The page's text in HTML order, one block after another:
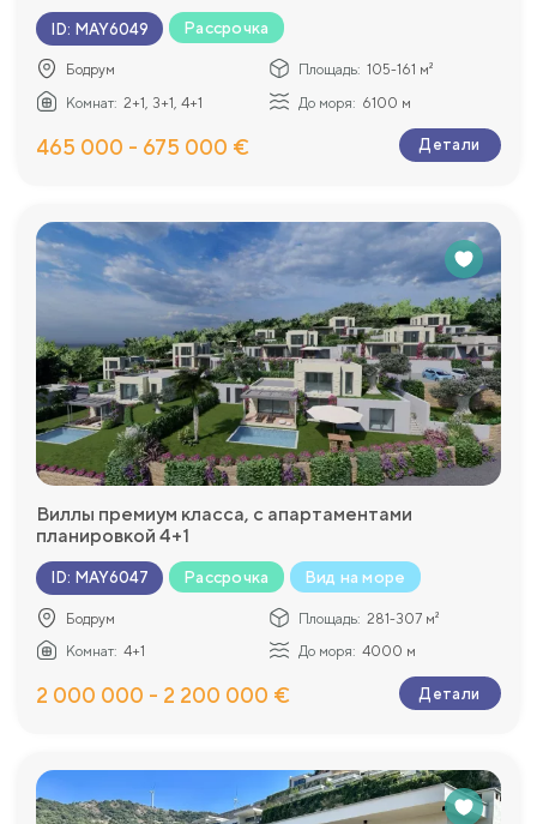
ID: MAY6049 Рассрочка
Бодрум Площадь: 105-161 м²
Комнат: 2+1, 3+1, 4+1 До моря: 6100 м
465 000 - 675 000 € Детали
Виллы премиум класса, с апартаментами
планировкой 4+1
ID: MAY6047 Рассрочка Вид на море
Бодрум Площадь: 281-307 м²
Комнат: 4+1 До моря: 4000 м
2 000 000 - 2 200 000 € Детали